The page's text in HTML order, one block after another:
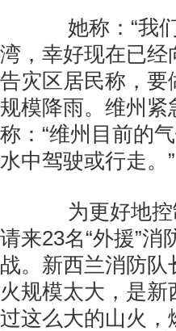
她称：“我们
湾，幸好现在已经
告灾区居民称，
规模降雨。维州紧
称：“维州目前的
水中驾驶或行走。”
为更好地控
请来23名“外援”
战。新西兰消防
火规模太大，是新
过这么大的山火，